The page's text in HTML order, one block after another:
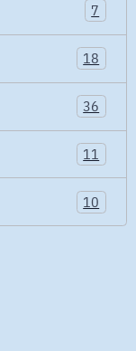
7
18
36
11
10